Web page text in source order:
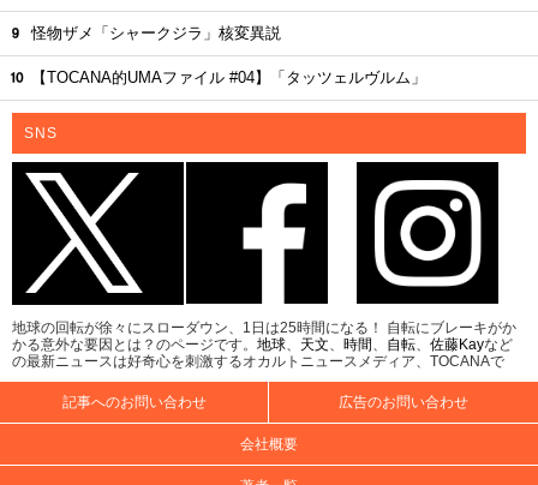
怪物ザメ「シャークジラ」核変異説
【TOCANA的UMAファイル #04】「タッツェルヴルム」
SNS
地球の回転が徐々にスローダウン、1日は25時間になる！ 自転にブレーキがか
かる意外な要因とは？のページです。 地球 天文 時間 自転 佐藤Kayなど
の最新ニュースは好奇心を刺激するオカルトニュースメディア、TOCANAで
記事へのお問い合わせ 広告のお問い合わせ
会社概要